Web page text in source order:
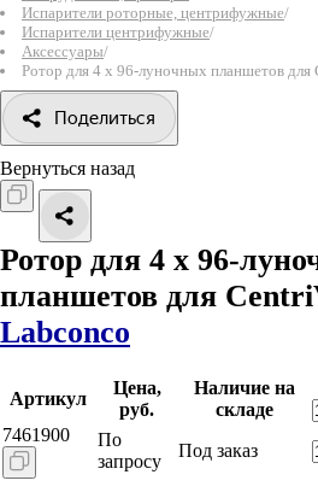
Испарители роторные, центрифужные/
Испарители центрифужные/
Аксессуары/
Ротор для 4 х 96-луночных планшетов
Поделиться
Вернуться назад
Ротор для 4 х 96-
планшетов для
Labconco
Артикул
Цена,
руб.
Наличие на
складе
7461900
По
запросу
Под заказ